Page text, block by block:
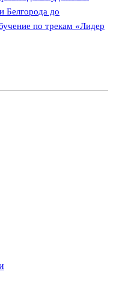
Белгорода до
по трекам «Лидер